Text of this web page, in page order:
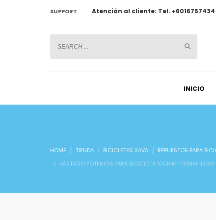
SUPPORT Atención al cliente: Tel. +6016757434
INICIO
HOME TIENDA BICICLETAS SAVA REPUESTOS PARA
VÁSTAGO POTENCIA PARA BICICLETA 100MM-110MM-163G